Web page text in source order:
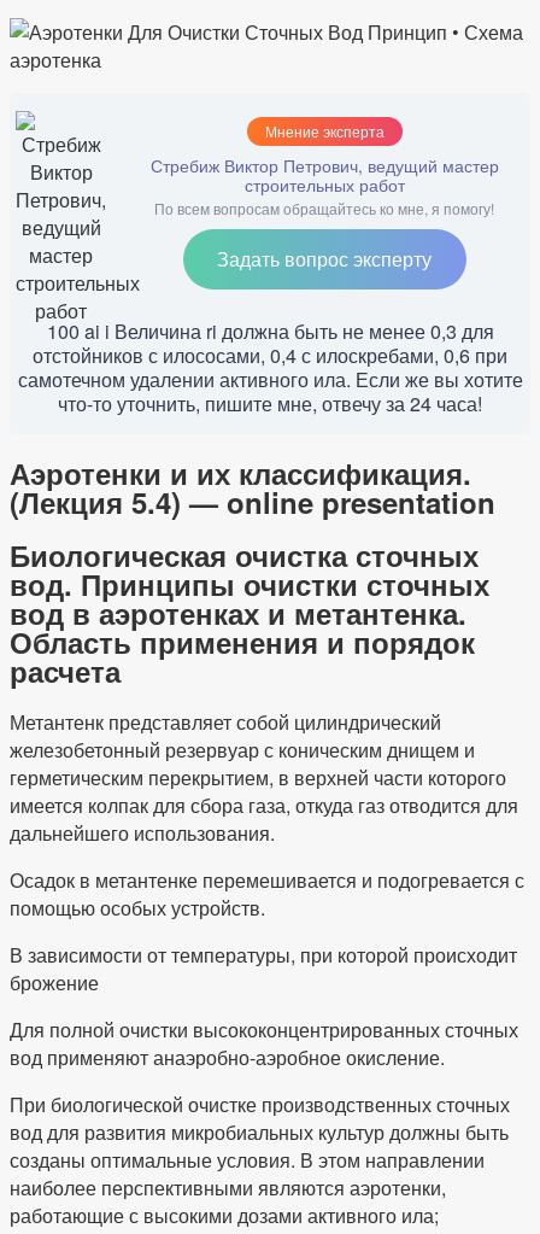
Мнение эксперта
Стребиж Виктор Петрович, ведущий мастер
строительных работ
По всем вопросам обращайтесь ко мне, я помогу!
Задать вопрос эксперту
100 ai i Величина ri должна быть не менее 0,3 для
отстойников с илососами, 0,4 с илоскребами, 0,6 при
самотечном удалении активного ила. Если же вы хотите
что-то уточнить, пишите мне, отвечу за 24 часа!
Аэротенки и их классификация.
(Лекция 5.4) — online presentation
Биологическая очистка сточных
вод. Принципы очистки сточных
вод в аэротенках и метантенка.
Область применения и порядок
расчета
Метантенк представляет собой цилиндрический
железобетонный резервуар с коническим днищем и
герметическим перекрытием, в верхней части которого
имеется колпак для сбора газа, откуда газ отводится для
дальнейшего использования.
Осадок в метантенке перемешивается и подогревается с
помощью особых устройств.
В зависимости от температуры, при которой происходит
брожение
Для полной очистки высококонцентрированных сточных
вод применяют анаэробно-аэробное окисление.
При биологической очистке производственных сточных
вод для развития микробиальных культур должны быть
созданы оптимальные условия. В этом направлении
наиболее перспективными являются аэротенки,
работающие с высокими дозами активного ила;